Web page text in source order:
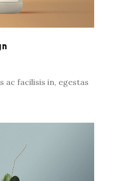
ac facilisis in, egestas